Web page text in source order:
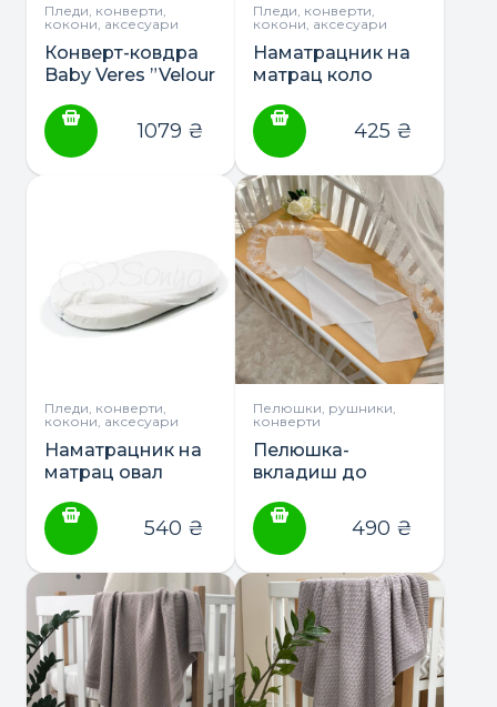
Пледи, конверти,
кокони, аксесуари
Конверт-ковдра
Baby Veres ”Velour
1079 ₴
Пледи, конверти,
кокони, аксесуари
Наматрацник на
матрац коло
Маленька Соня
425 ₴
Пледи, конверти,
кокони, аксесуари
Наматрацник на
матрац овал
Маленька Соня
540 ₴
Пелюшки, рушники,
конверти
Пелюшка-
вкладиш до
Маленька Соня
490 ₴